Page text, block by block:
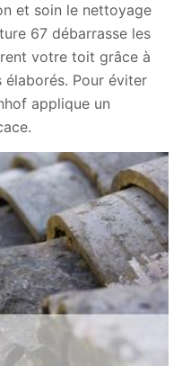
et soin le nettoyage
67 débarrasse les
votre toit grâce à
Pour éviter
applique un